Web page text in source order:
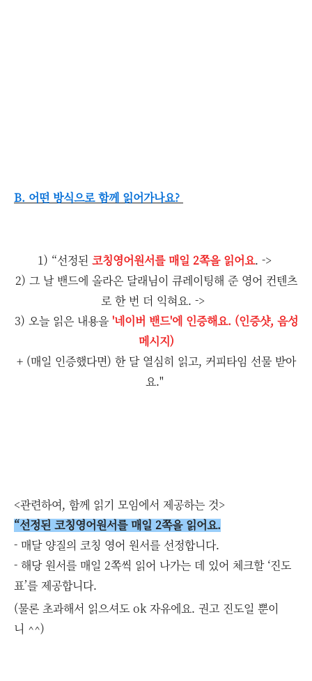
B. 어떤 방식으로 함께 읽어가나요?
1) “선정된 코칭영어원서를 매일 2쪽을 읽어요. ->
2) 그 날 밴드에 올라온 달래님이 큐레이팅해 준 영어 컨텐츠
로 한 번 더 익혀요. ->
3) 오늘 읽은 내용을'네이버 밴드'에 인증해요. (인증샷, 음성
메시지)
+ (매일 인증했다면) 한 달 열심히 읽고, 커피타임 선물 받아
요."
<관련하여, 함께 읽기 모임에서 제공하는 것>
“선정된 코칭영어원서를 매일 2쪽을 읽어요.
- 매달 양질의 코칭 영어 원서를 선정합니다.
- 해당 원서를 매일 2쪽씩 읽어 나가는 데 있어 체크할 ‘진도
표’를 제공합니다.
(물론 초과해서 읽으셔도 ok 자유에요. 권고 진도일 뿐이
니 ^^)